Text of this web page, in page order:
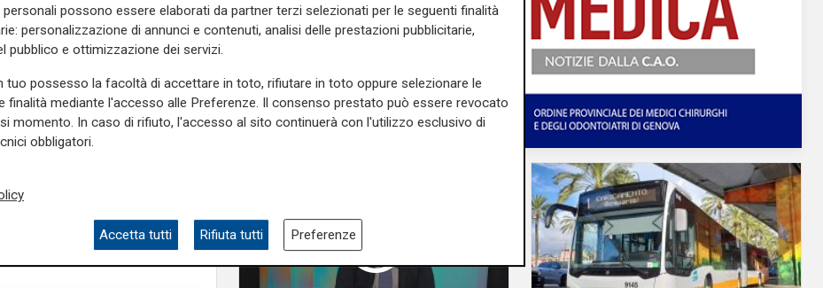
sulla Liguria seguiteci sul
cingolani
personali possono essere elaborati da partner terzi selezionati per le seguenti finalità
personalizzazione di annunci e contenuti, analisi delle prestazioni pubblicitarie,
pubblico e ottimizzazione dei servizi.
tuo possesso la facoltà di accettare in toto, rifiutare in toto oppure selezionare le
finalità mediante l'accesso alle Preferenze. Il consenso prestato può essere revocato
momento. In caso di rifiuto, l'accesso al sito continuerà con l'utilizzo esclusivo di
obbligatori.
Accetta tutti Rifiuta tutti Preferenze